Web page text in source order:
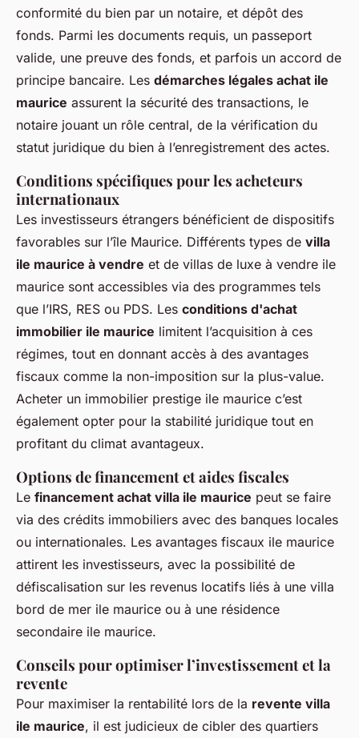
conformité du bien par un notaire, et dépôt des
fonds. Parmi les documents requis, un passeport
valide, une preuve des fonds, et parfois un accord de
principe bancaire. Les démarches légales achat ile
maurice assurent la sécurité des transactions, le
notaire jouant un rôle central, de la vérification du
statut juridique du bien à l’enregistrement des actes.
Conditions spécifiques pour les acheteurs
internationaux
Les investisseurs étrangers bénéficient de dispositifs
favorables sur l’île Maurice. Différents types de villa
ile maurice à vendre et de villas de luxe à vendre ile
maurice sont accessibles via des programmes tels
que l’IRS, RES ou PDS. Les conditions d'achat
immobilier ile maurice limitent l’acquisition à ces
régimes, tout en donnant accès à des avantages
fiscaux comme la non-imposition sur la plus-value.
Acheter un immobilier prestige ile maurice c’est
également opter pour la stabilité juridique tout en
profitant du climat avantageux.
Options de financement et aides fiscales
Le financement achat villa ile maurice peut se faire
via des crédits immobiliers avec des banques locales
ou internationales. Les avantages fiscaux ile maurice
attirent les investisseurs, avec la possibilité de
défiscalisation sur les revenus locatifs liés à une villa
bord de mer ile maurice ou à une résidence
secondaire ile maurice.
Conseils pour optimiser l’investissement et la
revente
Pour maximiser la rentabilité lors de la revente villa
ile maurice, il est judicieux de cibler des quartiers